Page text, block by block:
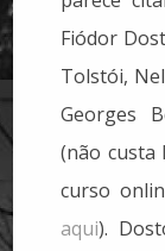
Fiódor
Tolstói,
Georges
(não custa
curso
aqui).